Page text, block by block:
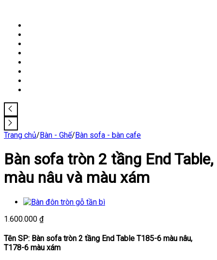
Trang chủ/Bàn - Ghế/Bàn sofa - bàn cafe
Bàn sofa tròn 2 tầng End Table,
màu nâu và màu xám
1.600.000 ₫
Tên SP: Bàn sofa tròn 2 tầng End Table T185-6 màu nâu,
T178-6 màu xám